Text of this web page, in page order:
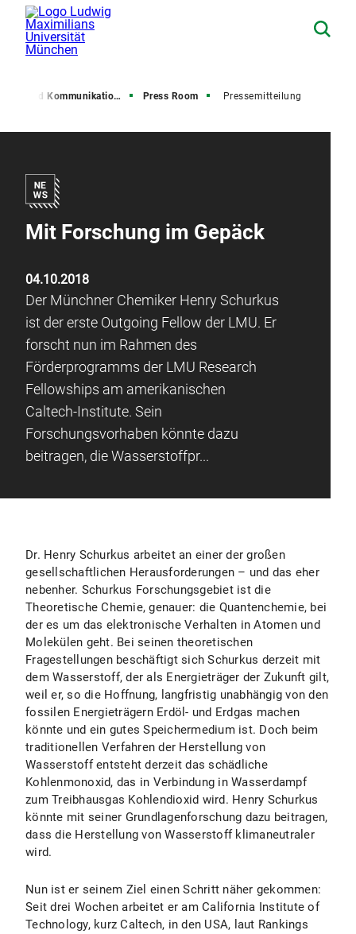
und Kommunikation (PuK) Press Room Pressemitteilung
Mit Forschung im Gepäck
04.10.2018
Der Münchner Chemiker Henry Schurkus
ist der erste Outgoing Fellow der LMU. Er
forscht nun im Rahmen des
Förderprogramms der LMU Research
Fellowships am amerikanischen
Caltech-Institute. Sein
Forschungsvorhaben könnte dazu
beitragen, die Wasserstoffpr...
Dr. Henry Schurkus arbeitet an einer der großen
gesellschaftlichen Herausforderungen – und das eher
nebenher. Schurkus Forschungsgebiet ist die
Theoretische Chemie, genauer: die Quantenchemie, bei
der es um das elektronische Verhalten in Atomen und
Molekülen geht. Bei seinen theoretischen
Fragestellungen beschäftigt sich Schurkus derzeit mit
dem Wasserstoff, der als Energieträger der Zukunft gilt,
weil er, so die Hoffnung, langfristig unabhängig von den
fossilen Energieträgern Erdöl- und Erdgas machen
könnte und ein gutes Speichermedium ist. Doch beim
traditionellen Verfahren der Herstellung von
Wasserstoff entsteht derzeit das schädliche
Kohlenmonoxid, das in Verbindung in Wasserdampf
zum Treibhausgas Kohlendioxid wird. Henry Schurkus
könnte mit seiner Grundlagenforschung dazu beitragen,
dass die Herstellung von Wasserstoff klimaneutraler
wird.
Nun ist er seinem Ziel einen Schritt näher gekommen:
Seit drei Wochen arbeitet er am California Institute of
Technology, kurz Caltech, in den USA, laut Rankings